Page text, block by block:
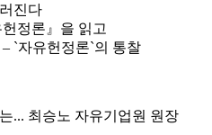
진다
정론』을 읽고
`자유헌정론`의 통찰
... 최승노 자유기업원 원장